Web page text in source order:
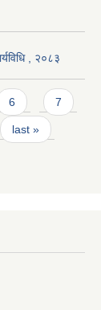
, २०८३
6 7
last »